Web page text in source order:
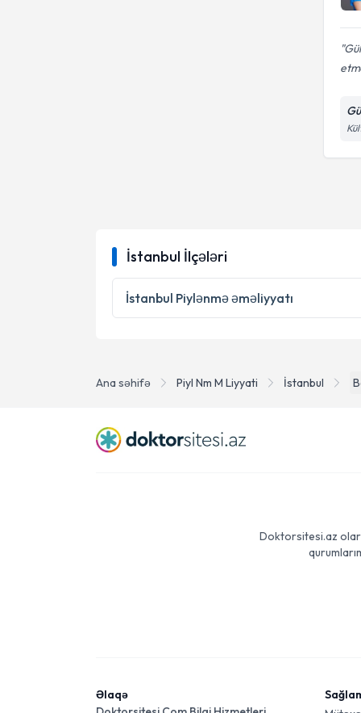
Ana səhifə Piyl Nm M Liyyati İstanbul
İstanbul İlçələri
İstanbul Piylənmə əməliyyatı
Doktorsitesi.az
Əlaqə